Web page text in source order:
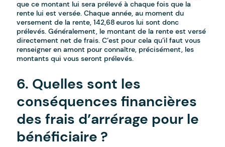
que ce montant lui sera prélevé à chaque fois que la
rente lui est versée. Chaque année, au moment du
versement de la rente, 142,68 euros lui sont donc
prélevés. Généralement, le montant de la rente est versé
directement net de frais. C’est pour cela qu’il faut vous
renseigner en amont pour connaître, précisément, les
montants qui vous seront prélevés.
6. Quelles sont les
conséquences financières
des frais d’arrérage pour le
bénéficiaire ?